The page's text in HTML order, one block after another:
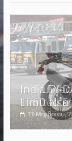
HARLEY
1250 Νέα
4 Νοεμβρίου,
Indian
Limited
11 Μαρτίου,